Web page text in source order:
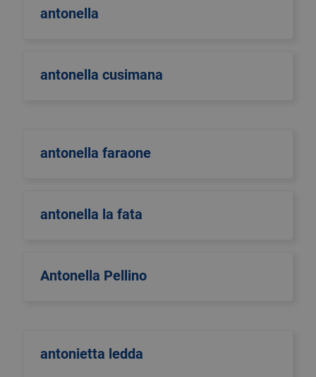
antonella
antonella cusimana
antonella faraone
antonella la fata
Antonella Pellino
antonietta ledda